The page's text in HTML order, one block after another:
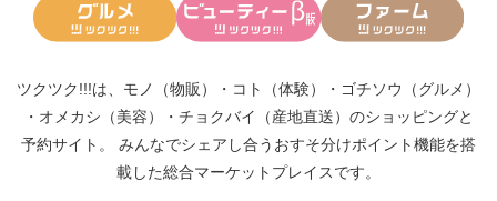
ツクツク!!!は、 モノ（物販） ・ コト（体験） ・ ゴチソウ（グルメ）
・ オメカシ（美容） ・ チョクバイ（産地直送） のショッピングと
予約サイト。
みんなでシェアし合う おすそ分けポイント機能を搭
載した総合マーケットプレイスです。